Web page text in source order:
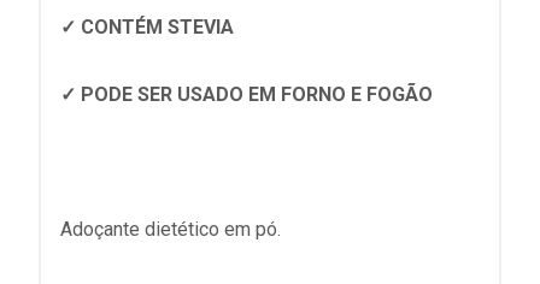
✓ CONTÉM STEVIA
✓ PODE SER USADO EM FORNO E FOGÃO
Adoçante dietético em pó.